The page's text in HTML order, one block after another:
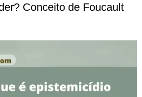
Conceito de Foucault